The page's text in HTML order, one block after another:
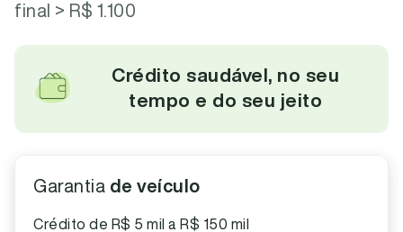
final > R$ 1.100
Crédito saudável, no seu
tempo e do seu jeito
Garantia de veículo
Crédito de R$ 5 mil a R$ 150 mil